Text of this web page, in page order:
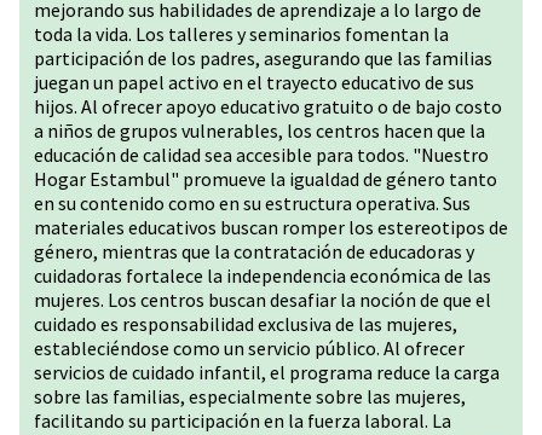
mejorando sus habilidades de aprendizaje a lo largo de
toda la vida. Los talleres y seminarios fomentan la
participación de los padres, asegurando que las familias
juegan un papel activo en el trayecto educativo de sus
hijos. Al ofrecer apoyo educativo gratuito o de bajo costo
a niños de grupos vulnerables, los centros hacen que la
educación de calidad sea accesible para todos. "Nuestro
Hogar Estambul" promueve la igualdad de género tanto
en su contenido como en su estructura operativa. Sus
materiales educativos buscan romper los estereotipos de
género, mientras que la contratación de educadoras y
cuidadoras fortalece la independencia económica de las
mujeres. Los centros buscan desafiar la noción de que el
cuidado es responsabilidad exclusiva de las mujeres,
estableciéndose como un servicio público. Al ofrecer
servicios de cuidado infantil, el programa reduce la carga
sobre las familias, especialmente sobre las mujeres,
facilitando su participación en la fuerza laboral. La